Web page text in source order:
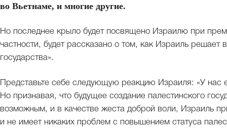
во Вьетнаме, и многие другие.
Но последнее крыло будет посвящено Израилю при
частности, будет рассказано о том, как Израиль решает
государства».
Представьте себе следующую реакцию Израиля: «У нас
Но признавая, что будущее создание палестинского
возможным, и в качестве жеста доброй воли, Израиль
и не имеет никаких проблем с повышением статуса